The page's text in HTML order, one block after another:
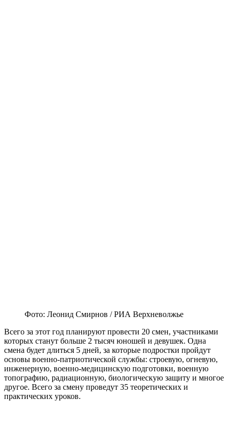
Фото: Леонид Смирнов / РИА Верхневолжье
Всего за этот год планируют провести 20 смен, участниками
которых станут больше 2 тысяч юношей и девушек. Одна
смена будет длиться 5 дней, за которые подростки пройдут
основы военно-патриотической службы: строевую, огневую,
инженерную, военно-медицинскую подготовки, военную
топографию, радиационную, биологическую защиту и многое
другое. Всего за смену проведут 35 теоретических и
практических уроков.